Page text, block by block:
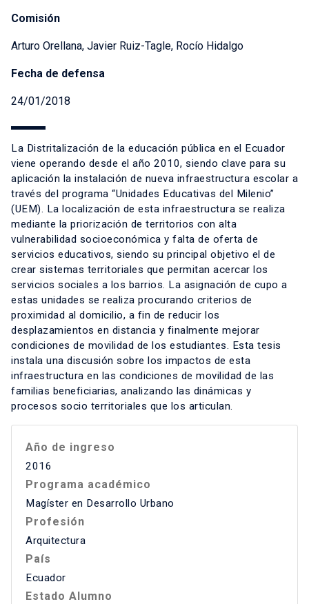
Comisión
Arturo Orellana, Javier Ruiz-Tagle, Rocío Hidalgo
Fecha de defensa
24/01/2018
La Distritalización de la educación pública en el Ecuador
viene operando desde el año 2010, siendo clave para su
aplicación la instalación de nueva infraestructura escolar a
través del programa “Unidades Educativas del Milenio”
(UEM). La localización de esta infraestructura se realiza
mediante la priorización de territorios con alta
vulnerabilidad socioeconómica y falta de oferta de
servicios educativos, siendo su principal objetivo el de
crear sistemas territoriales que permitan acercar los
servicios sociales a los barrios. La asignación de cupo a
estas unidades se realiza procurando criterios de
proximidad al domicilio, a fin de reducir los
desplazamientos en distancia y finalmente mejorar
condiciones de movilidad de los estudiantes. Esta tesis
instala una discusión sobre los impactos de esta
infraestructura en las condiciones de movilidad de las
familias beneficiarias, analizando las dinámicas y
procesos socio territoriales que los articulan.
Año de ingreso
2016
Programa académico
Magíster en Desarrollo Urbano
Profesión
Arquitectura
País
Ecuador
Estado Alumno